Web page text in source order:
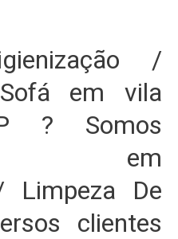
/
em vila
? Somos
em
Limpeza De
clientes